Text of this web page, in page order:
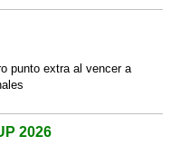
punto extra al vencer a
2026